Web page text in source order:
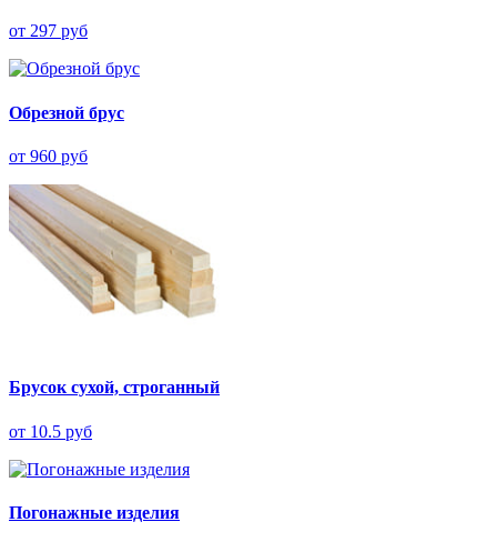
от 297 руб
Обрезной брус
от 960 руб
Брусок сухой, строганный
от 10.5 руб
Погонажные изделия